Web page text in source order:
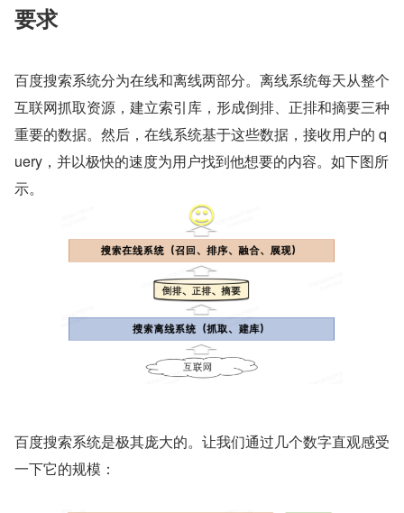
要求
百度搜索系统分为在线和离线两部分。离线系统每天从整个
互联网抓取资源，建立索引库，形成倒排、正排和摘要三种
重要的数据。然后，在线系统基于这些数据，接收用户的 q
uery，并以极快的速度为用户找到他想要的内容。如下图所
示。
百度搜索系统是极其庞大的。让我们通过几个数字直观感受
一下它的规模：